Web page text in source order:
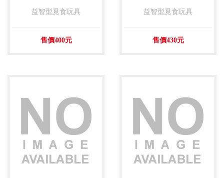
益智型覓食玩具
售價400元
益智型覓食玩具
售價430元